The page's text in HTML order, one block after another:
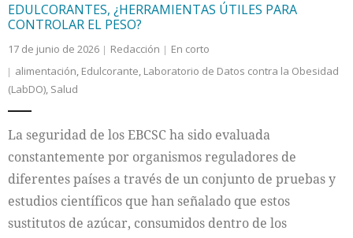
EDULCORANTES, ¿HERRAMIENTAS ÚTILES PARA
CONTROLAR EL PESO?
17 de junio de 2026 Redacción
En corto
alimentación, Edulcorante, Laboratorio de Datos contra la Obesidad
(LabDO), Salud
La seguridad de los EBCSC ha sido evaluada
constantemente por organismos reguladores de
diferentes países a través de un conjunto de pruebas y
estudios científicos que han señalado que estos
sustitutos de azúcar, consumidos dentro de los